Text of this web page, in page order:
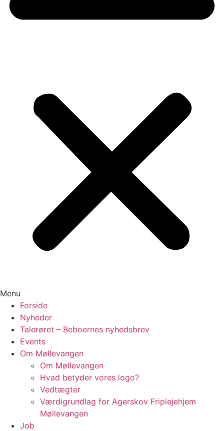
Menu
Forside
Nyheder
Talerøret – Beboernes nyhedsbrev
Events
Om Møllevangen
Om Møllevangen
Hvad betyder vores logo?
Vedtægter
Værdigrundlag for Agerskov Friplejehjem
Møllevangen
Job